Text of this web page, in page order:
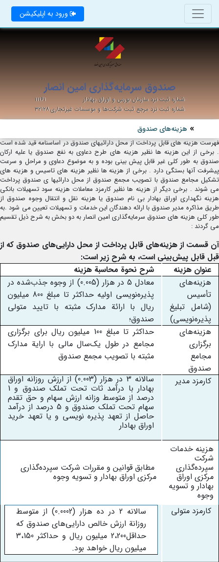
ورود به اپلیکیشن
صندوق سرمایه‌گذاری امین انصار
شماره ثبت نزد سازمان بورس و اوراق بهادار
۱۱۱۶۱
شماره ثبت نزد مرجع ثبت شرکت‌ها و موسسات غیرتجاری۳۲۱۲۸
هزینه‌های صندوق
فهرست هزینه های قابل پرداخت از محل دارائیهای صندوق در اساسنامه قید شده است
. برخی از این هزینه ها نظیر هزینه های طرح دعاوی به نفع صندوق یا علیه ارکان
صندوق به طور کلی غیر قابل پیش بینی بوده و به موضوع دعاوی و مراحل و سرعت
پیشرفت آنها بستگی دارد . برخی از هزینه ها نظیر هزینه های تاسیس و هزینه های
تشکیل مجامع صندوق با تصویب مجمع صندوق از محل دارائیها ی صندوق پرداخت
می شوند . برخی دیگر از هزینه ها نظیر کارمزد معاملات هزینه سود تسهیلات بانکی
هزینه نگهداری اوراق بهادار بی نام صندوق یا هزینه نقل و انتقال وجوه صندوق از
طریق مذاکره مدیر صندوق با ارائه دهندگان این خدمات و تسهیلات تعیین می شود .به
طور کلی هزینه های صندوق سرمایه‌گذاری امین انصار به دو بخش به شرح ذیل تقسیم
می گردند :
آن قسمت از هزینه‌های قابل پرداخت از محل دارایی‌های صندوق که از
قبل قابل پیش‌بینی است، به شرح زیر است:
عنوان هزینه
شرح نحوة محاسبة هزینه
هزینه‌های
تأسیس
(شامل تبلیغ
پذیره‌نویسی)
معادل 5 در هزار (0.005) از وجوه جذب‌شده در
پذیره‌نویسی اولیه حداکثر تا مبلغ 800 میلیون
ریال با ارائة مدارک مثبته با تایید متولی
صندوق؛
هزینه‌های
برگزاری
مجامع
صندوق
حداکثر تا مبلغ 100 میلیون ریال برای برگزاری
مجامع در طول یک‌سال مالی با ارایة مدارک
مثبته با تصویب مجمع صندوق
کارمزد مدیر سالانه 3 در هزار (0.003) از ارزش روزانه اوراق
بهادار با درآمد ثات تحت تملک صندوق و 1
درصد از متوسط وزانه ارزش سهام و حق تقدم
سهام تحت تملک صندوق و 5 درصد از درآمد
حاصل از تعهد پذیره نویسی و یا تعهد خرید
اوراق بهادار
هزینه خدمات
شرکت
سپرده‌گذاری
مرکزی اوراق
بهادار و تسویه
وجوه
مطابق قوانین و مقررات شرکت سپرده‌گذاری
مرکزی اوراق بهادار و تسویه وجوه
کارمزد متولی
سالانه 2 در ده هزار (0.0002) از متوسط
روزانة ارزش خالص دارایی‌های صندوق که
حداقل2،200 میلیون ریال و حداکثر 3،150
میلیون ریال خواهد بود.